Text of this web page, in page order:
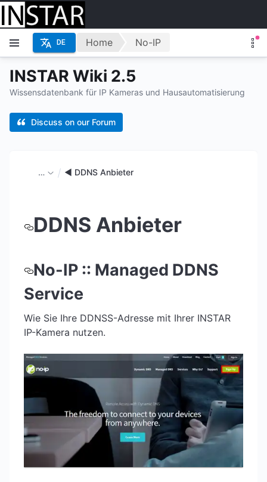
INSTAR Wiki 2.5
Wissensdatenbank für IP Kameras und Hausautomatisierung
Discuss on our Forum
DE Home No-IP
… ◄ DDNS Anbieter
DDNS Anbieter
No-IP :: Managed DDNS
Service
Wie Sie Ihre DDNSS-Adresse mit Ihrer INSTAR
IP-Kamera nutzen.